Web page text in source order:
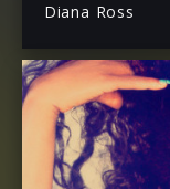
Diana Ross